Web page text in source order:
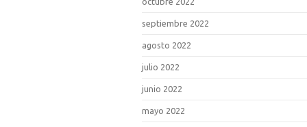
septiembre 2022
agosto 2022
julio 2022
junio 2022
mayo 2022